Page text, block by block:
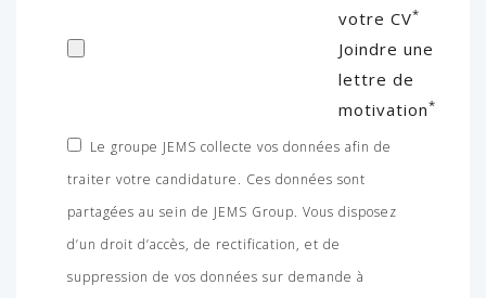
votre CV*
Joindre une
lettre de
motivation*
Le groupe JEMS collecte vos données afin de
traiter votre candidature. Ces données sont
partagées au sein de JEMS Group. Vous disposez
d’un droit d’accès, de rectification, et de
suppression de vos données sur demande à